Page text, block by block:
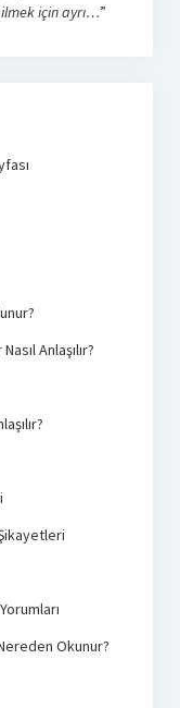
için ayrı…”
Anlaşılır?
Okunur?